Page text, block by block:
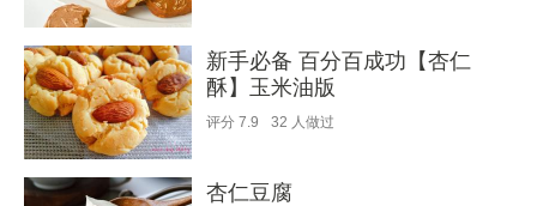
新手必备 百分百成功【杏仁
酥】玉米油版
评分 7.9 32 人做过
杏仁豆腐